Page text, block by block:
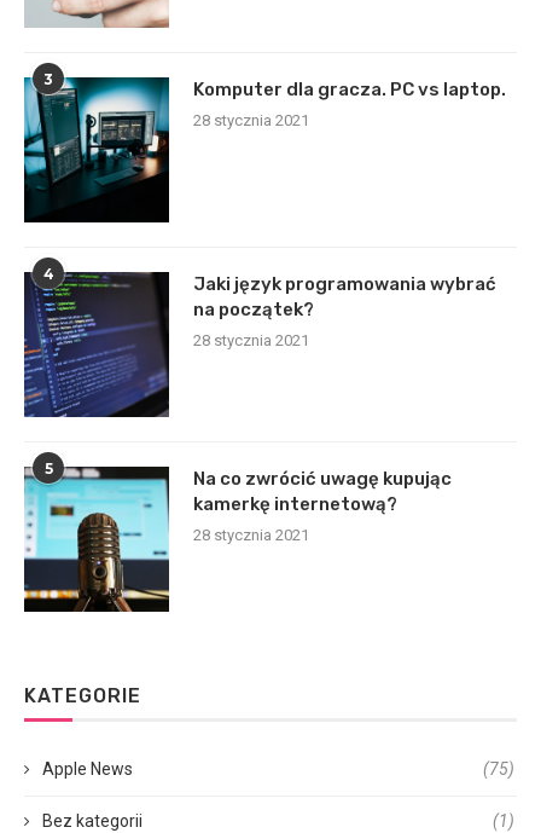
3
Komputer dla gracza. PC vs laptop.
28 stycznia 2021
4
Jaki język programowania wybrać
na początek?
28 stycznia 2021
5
Na co zwrócić uwagę kupując
kamerkę internetową?
28 stycznia 2021
KATEGORIE
Apple News (75)
Bez kategorii (1)